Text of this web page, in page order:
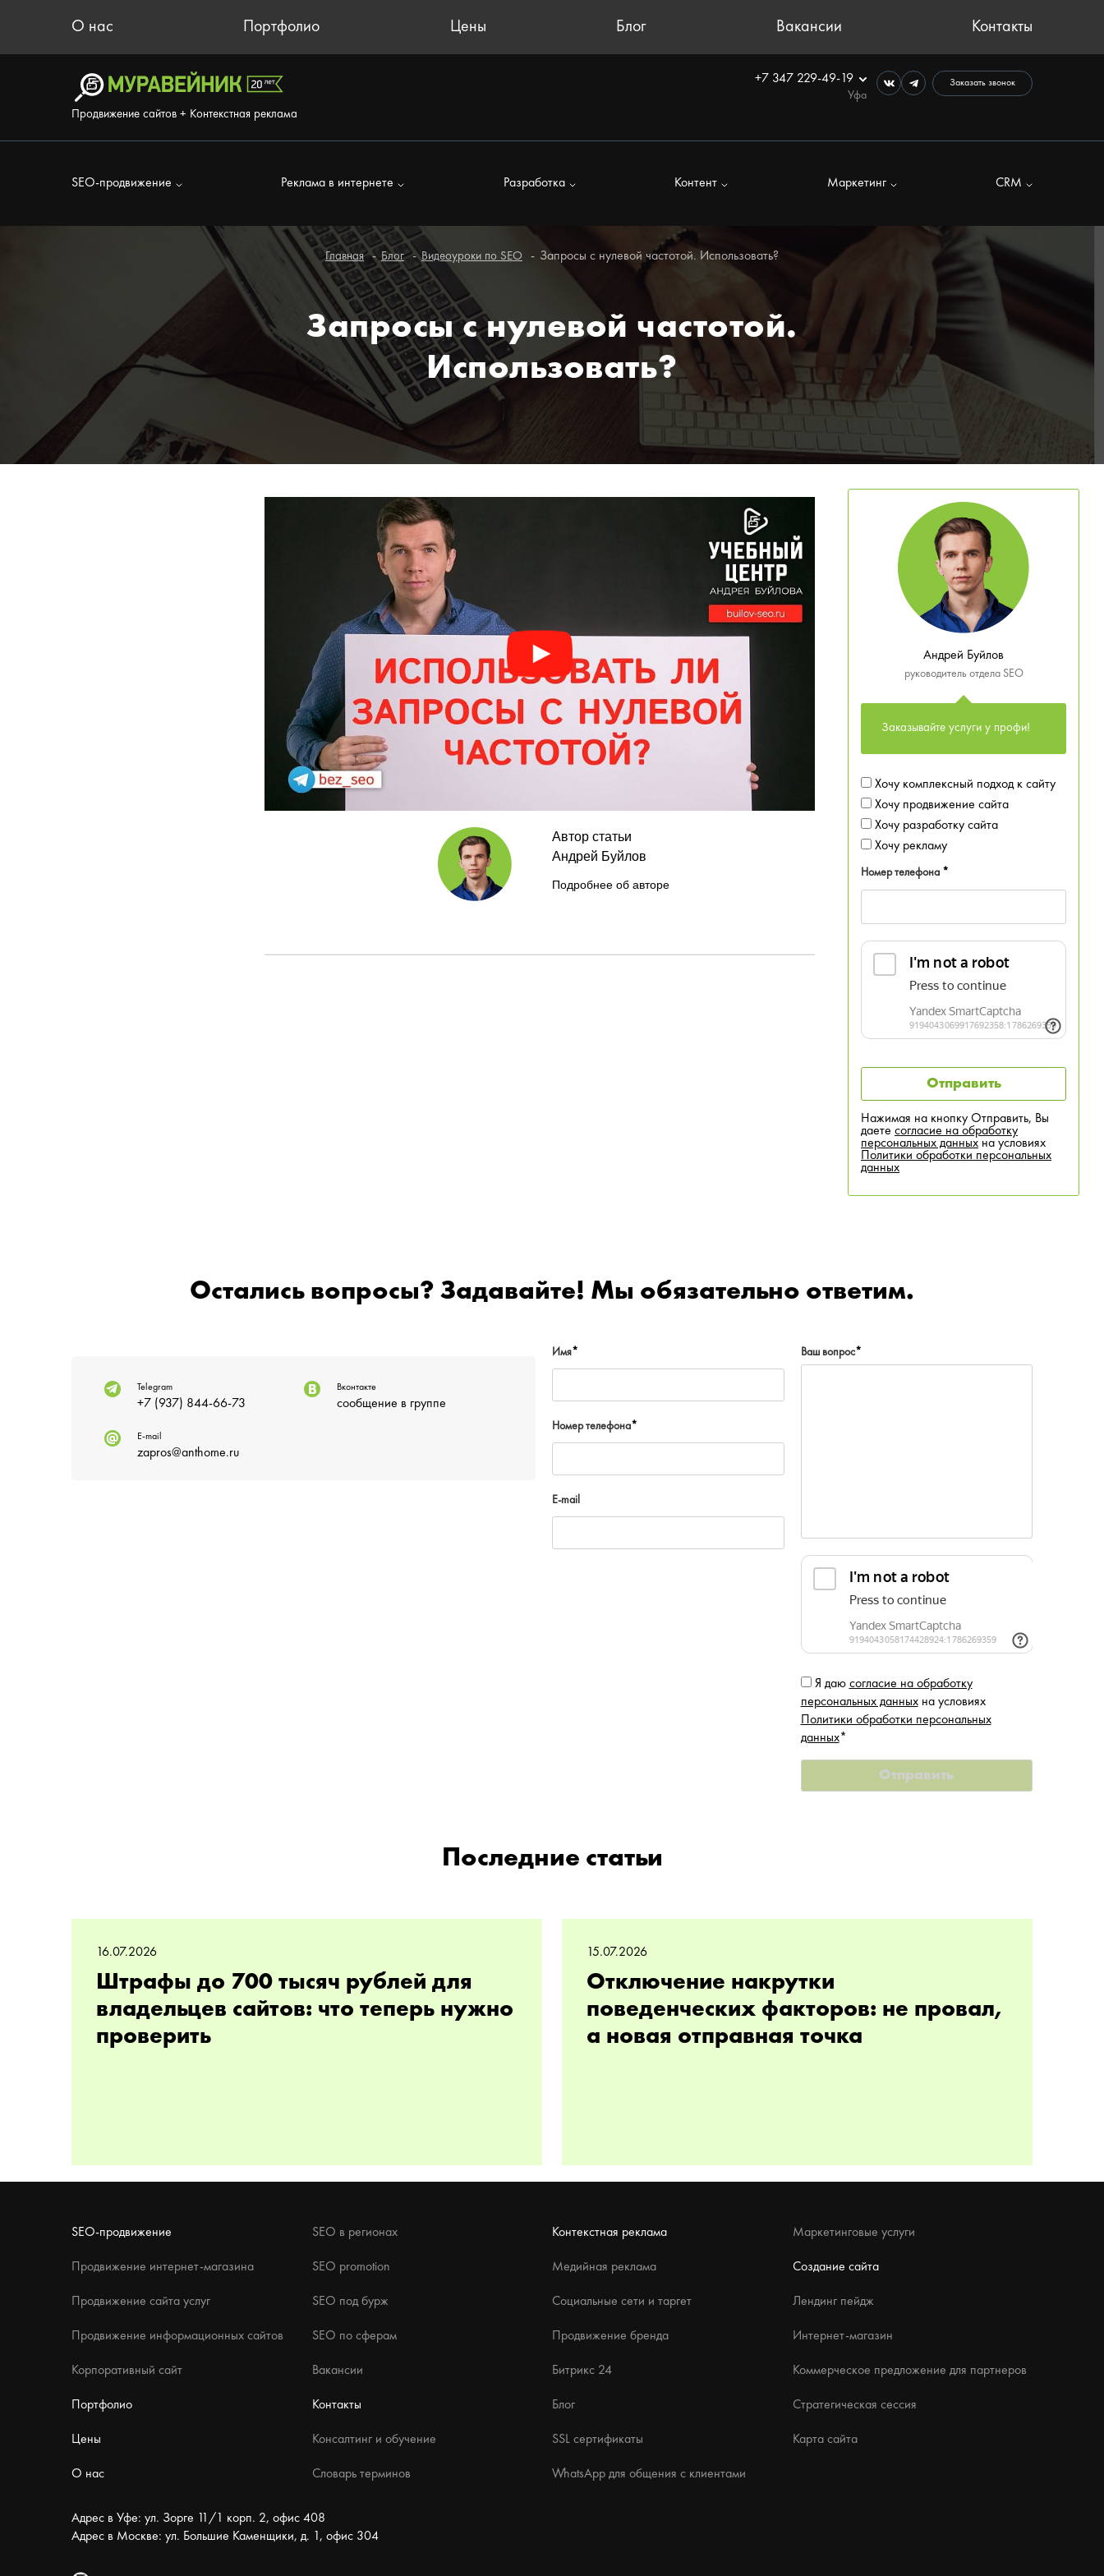
О нас Портфолио Цены Блог Вакансии Контакты
Продвижение сайтов + Контекстная реклама
+7 347 229-49-19
Уфа
Заказать звонок
SEO-продвижение Реклама в интернете Разработка Контент Маркетинг CRM
Главная Блог Видеоуроки по SEO Запросы с нулевой частотой. Использовать?
Запросы с нулевой частотой.
Использовать?
Автор статьи
Андрей Буйлов
Подробнее об авторе
Андрей Буйлов
руководитель отдела SEO
Заказывайте услуги у профи!
Хочу комплексный подход к сайту
Хочу продвижение сайта
Хочу разработку сайта
Хочу рекламу
Номер телефона *
Нажимая на кнопку Отправить, Вы
даете согласие на обработку
персональных данных на условиях
Политики обработки персональных
данных
Остались вопросы? Задавайте! Мы обязательно ответим.
Telegram
+7 (937) 844-66-73
Вконтакте
сообщение в группе
E-mail
zapros@anthome.ru
Имя*
Номер телефона*
E-mail
Ваш вопрос*
Я даю согласие на обработку
персональных данныхна условиях
Политики обработки персональных
данных*
Последние статьи
16.07.2026
Штрафы до 700 тысяч рублей для
владельцев сайтов: что теперь нужно
проверить
15.07.2026
Отключение накрутки
поведенческих факторов: не провал,
а новая отправная точка
SEO-продвижение
Продвижение интернет-магазина
Продвижение сайта услуг
Продвижение информационных сайтов
SEO в регионах
SEO promotion
SEO под бурж
SEO по сферам
Контекстная реклама
Медийная реклама
Социальные сети и таргет
Продвижение бренда
Маркетинговые услуги
Создание сайта
Лендинг пейдж
Интернет-магазин
Корпоративный сайт
Портфолио
Цены
О нас
Вакансии
Контакты
Консалтинг и обучение
Словарь терминов
Битрикс 24
Блог
SSL сертификаты
WhatsApp для общения с клиентами
Коммерческое предложение для партнеров
Стратегическая сессия
Карта сайта
Адрес в Уфе: ул. Зорге 11/1 корп. 2, офис 408
Адрес в Москве: ул. Большие Каменщики, д. 1, офис 304